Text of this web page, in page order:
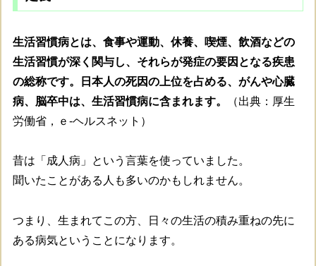
生活習慣病とは、食事や運動、休養、喫煙、飲酒などの
生活習慣が深く関与し、それらが発症の要因となる疾患
の総称です。日本人の死因の上位を占める、がんや心臓
病、脳卒中は、生活習慣病に含まれます。
（出典：厚生
労働省，ｅ-ヘルスネット）
昔は「成人病」という言葉を使っていました。
聞いたことがある人も多いのかもしれません。
つまり、生まれてこの方、日々の生活の積み重ねの先に
ある病気ということになります。